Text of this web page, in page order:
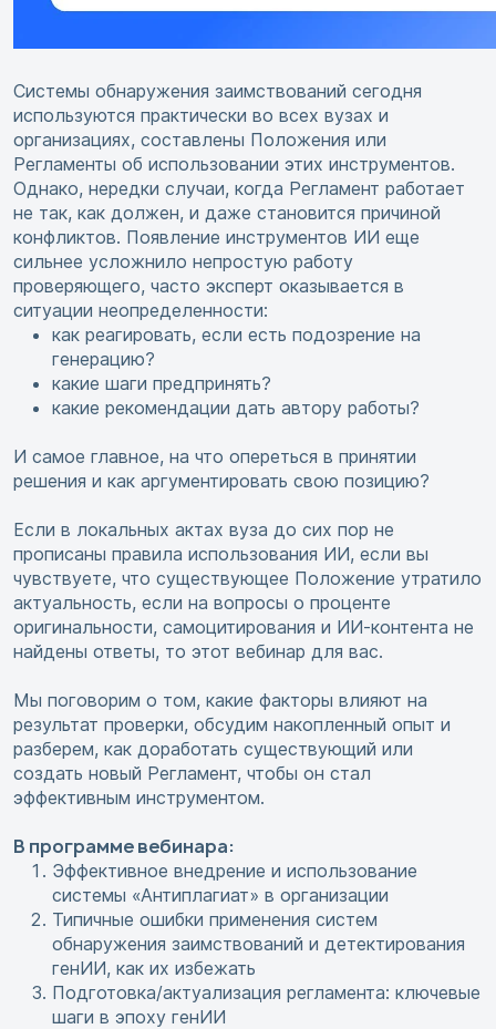
Системы обнаружения заимствований сегодня
используются практически во всех вузах и
организациях, составлены Положения или
Регламенты об использовании этих инструментов.
Однако, нередки случаи, когда Регламент работает
не так, как должен, и даже становится причиной
конфликтов. Появление инструментов ИИ еще
сильнее усложнило непростую работу
проверяющего, часто эксперт оказывается в
ситуации неопределенности:
как реагировать, если есть подозрение на
генерацию?
какие шаги предпринять?
какие рекомендации дать автору работы?
И самое главное, на что опереться в принятии
решения и как аргументировать свою позицию?
Если в локальных актах вуза до сих пор не
прописаны правила использования ИИ, если вы
чувствуете, что существующее Положение утратило
актуальность, если на вопросы о проценте
оригинальности, самоцитирования и ИИ-контента не
найдены ответы, то этот вебинар для вас.
Мы поговорим о том, какие факторы влияют на
результат проверки, обсудим накопленный опыт и
разберем, как доработать существующий или
создать новый Регламент, чтобы он стал
эффективным инструментом.
В программе вебинара:
Эффективное внедрение и использование
системы «Антиплагиат» в организации
Типичные ошибки применения систем
обнаружения заимствований и детектирования
генИИ, как их избежать
Подготовка/актуализация регламента: ключевые
шаги в эпоху генИИ